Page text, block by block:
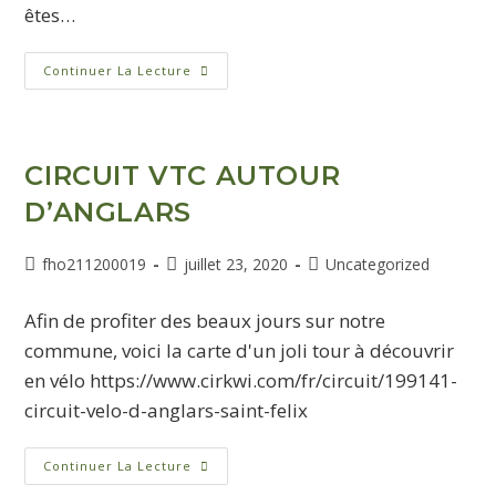
êtes…
Continuer La Lecture
CIRCUIT VTC AUTOUR
D’ANGLARS
fho211200019 juillet 23, 2020 Uncategorized
Afin de profiter des beaux jours sur notre
commune, voici la carte d'un joli tour à découvrir
en vélo https://www.cirkwi.com/fr/circuit/199141-
circuit-velo-d-anglars-saint-felix
Continuer La Lecture